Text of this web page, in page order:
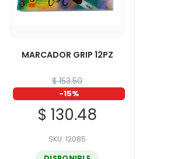
MARCADOR GRIP 12PZ
$ 153.50
-15%
$ 130.48
SKU: 12085